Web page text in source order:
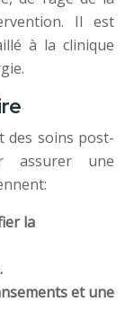
Il est
à la clinique
des soins post-
assurer une
la
et une